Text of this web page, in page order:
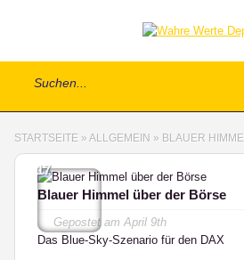
STARTSEITE » ALLGEMEIN » BLAUER
17
Blauer Himmel über der Börse
Gepostet amApril 9th
Das Blue-Sky-Szenario für den DAX